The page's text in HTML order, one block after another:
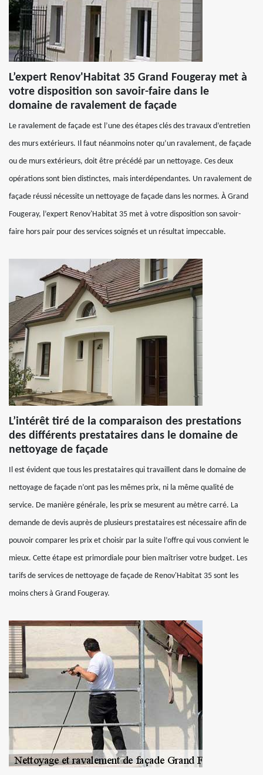
L’expert Renov'Habitat 35 Grand Fougeray met à
votre disposition son savoir-faire dans le
domaine de ravalement de façade
Le ravalement de façade est l’une des étapes clés des travaux d’entretien
des murs extérieurs. Il faut néanmoins noter qu’un ravalement, de façade
ou de murs extérieurs, doit être précédé par un nettoyage. Ces deux
opérations sont bien distinctes, mais interdépendantes. Un ravalement de
façade réussi nécessite un nettoyage de façade dans les normes. À Grand
Fougeray, l’expert Renov'Habitat 35 met à votre disposition son savoir-
faire hors pair pour des services soignés et un résultat impeccable.
L’intérêt tiré de la comparaison des prestations
des différents prestataires dans le domaine de
nettoyage de façade
Il est évident que tous les prestataires qui travaillent dans le domaine de
nettoyage de façade n’ont pas les mêmes prix, ni la même qualité de
service. De manière générale, les prix se mesurent au mètre carré. La
demande de devis auprès de plusieurs prestataires est nécessaire afin de
pouvoir comparer les prix et choisir par la suite l’offre qui vous convient le
mieux. Cette étape est primordiale pour bien maîtriser votre budget. Les
tarifs de services de nettoyage de façade de Renov'Habitat 35 sont les
moins chers à Grand Fougeray.